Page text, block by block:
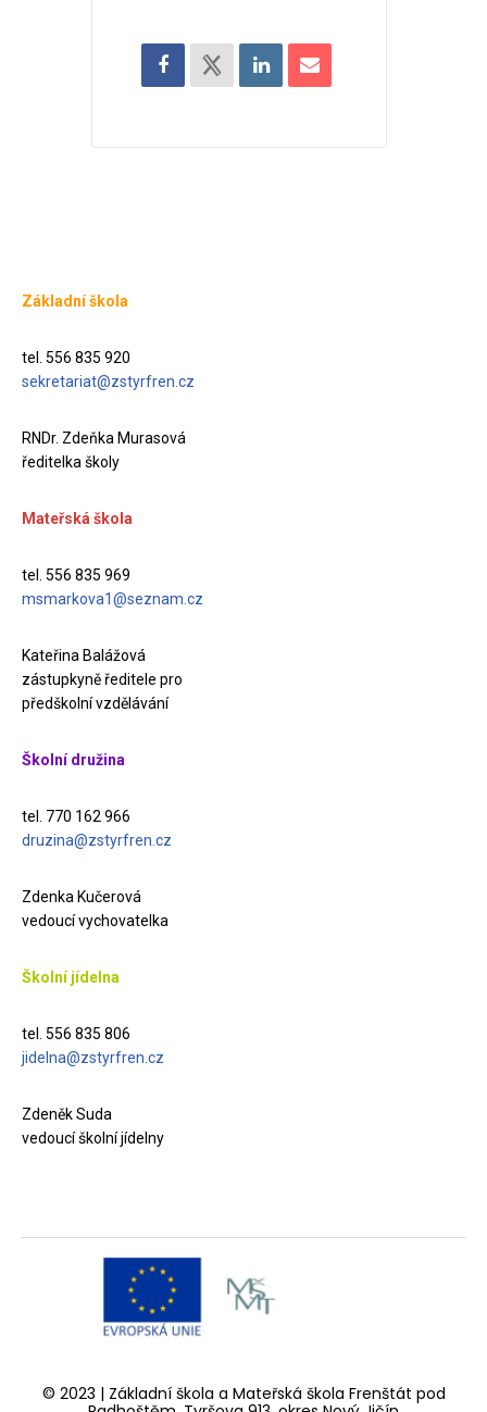
Základní škola
tel. 556 835 920
sekretariat@zstyrfren.cz
RNDr. Zdeňka Murasová
ředitelka školy
Mateřská škola
tel. 556 835 969
msmarkova1@seznam.cz
Kateřina Balážová
zástupkyně ředitele pro
předškolní vzdělávání
Školní družina
tel. 770 162 966
druzina@zstyrfren.cz
Zdenka Kučerová
vedoucí vychovatelka
Školní jídelna
tel. 556 835 806
jidelna@zstyrfren.cz
Zdeněk Suda
vedoucí školní jídelny
© 2023 | Základní škola a Mateřská škola Frenštát pod